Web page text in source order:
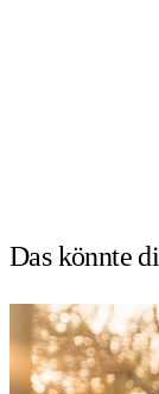
Das könnte